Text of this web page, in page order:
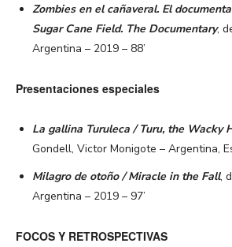
Zombies en el cañaveral. El
Sugar Cane Field. The Documentary,
Argentina – 2019 – 88’
Presentaciones especiales
La gallina Turuleca / Turu, the Wacky
Gondell, Victor Monigote – Argentina,
Milagro de otoño / Miracle in the Fall,
Argentina – 2019 – 97’
FOCOS Y RETROSPECTIVAS